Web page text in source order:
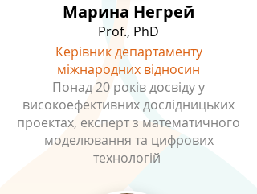
Марина Негрей
Prof., PhD
Керівник департаменту
міжнародних відносин
Понад 20 років досвіду у
високоефективних дослідницьких
проектах, експерт з математичного
моделювання та цифрових
технологій